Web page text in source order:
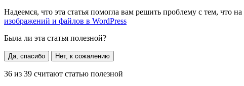
Надеемся, что эта статья помогла вам решить проблему с тем, что
изображений и файлов в WordPress
Была ли эта статья полезной?
Да, спасибо Нет, к сожалению
36 из 39 считают статью полезной